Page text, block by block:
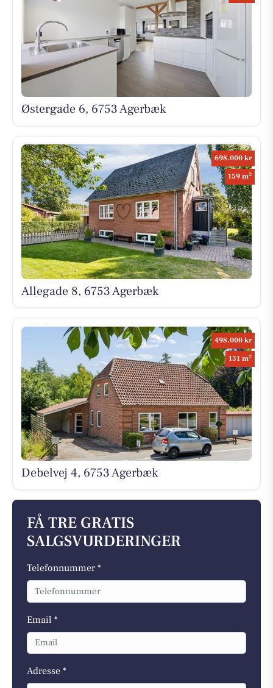
Østergade 6, 6753 Agerbæk
698.000 kr
159 m2
Allegade 8, 6753 Agerbæk
498.000 kr
131 m2
Debelvej 4, 6753 Agerbæk
FÅ TRE GRATIS
SALGSVURDERINGER
Telefonnummer *
Email *
Adresse *